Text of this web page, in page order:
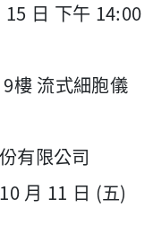
日 下午 14:00
樓 流式細胞儀
有限公司
月 11 日 (五)